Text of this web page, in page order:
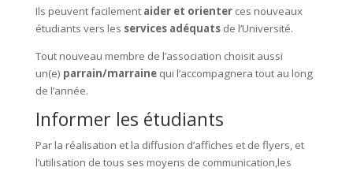
Ils peuvent facilement aider et orienterces nouveaux
étudiants vers les services adéquatsde l’Université.
Tout nouveau membre de l’association choisit aussi
un(e) parrain/marrainequi l’accompagnera tout au long
de l’année.
Informer les étudiants
Par la réalisation et la diffusion d’affiches et de flyers, et
l’utilisation de tous ses moyens de communication,les